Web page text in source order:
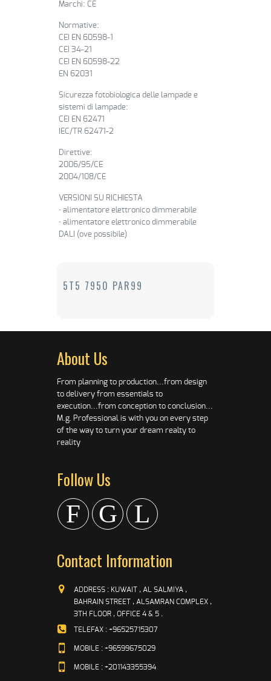
Marchi: CE
Normative:
CEI EN 60598-1
CEI 34-21
CEI EN 60598-22
EN 62031
Sicurezza fotobiologica delle lampade e
sistemi di lampade:
CEI EN 62471
IEC/TR 62471-2
Direttive:
2006/95/CE
2004/108/CE
VERSIONI SU RICHIESTA
• alimentatore elettronico dimmerabile
• alimentatore elettronico dimmerabile
DALI (ove possibile)
5T5 7950 PAR99
About Us
From planning to production...from design
to delivery from essentials to
execution...from conception to conclusion...
M.g. Professional is with you on every step
of the way to turn your dream realty to
reality
Follow Us
F G L
Contact Information
ADDRESS : KUWAIT , AL SALMIYA ,
BAHRAIN STREET , ALSAMRAN COMPLEX ,
3TH FLOOR , OFFICE 4 & 5 .
TELEFAX : +96525715307
MOBILE : +96599675029
MOBILE : +201143355394